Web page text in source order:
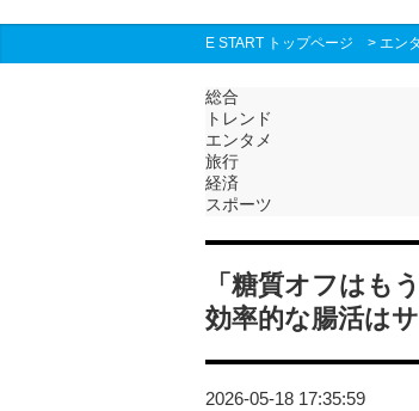
E START トップページ > エン
総合
トレンド
エンタメ
旅行
経済
スポーツ
「糖質オフはも
効率的な腸活は
2026-05-18 17:35:59